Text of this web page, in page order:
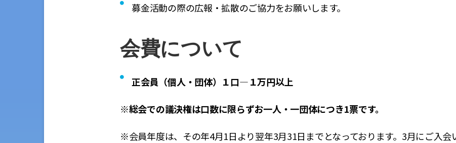
募金活動の際の広報・拡散のご協力をお願いします。
会費について
正会員（個人・団体）１口―１万円以上
※総会での議決権は口数に限らずお一人・一団体につき1票です。
※会員年度は、その年4月1日より翌年3月31日までとなっております。3月にご入